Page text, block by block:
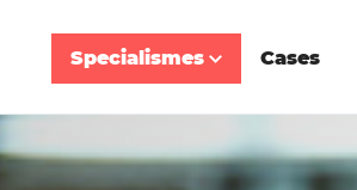
Specialismes Cases